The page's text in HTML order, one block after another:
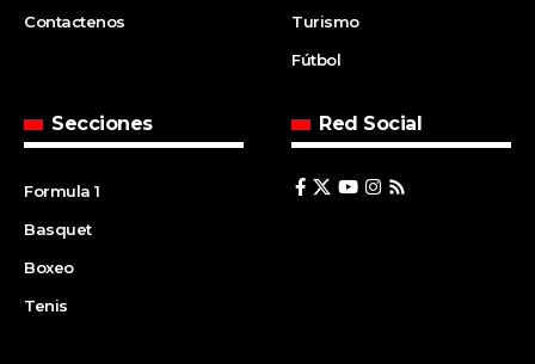
Contactenos
Turismo
Fútbol
Secciones
Formula 1
Basquet
Boxeo
Tenis
Red Social